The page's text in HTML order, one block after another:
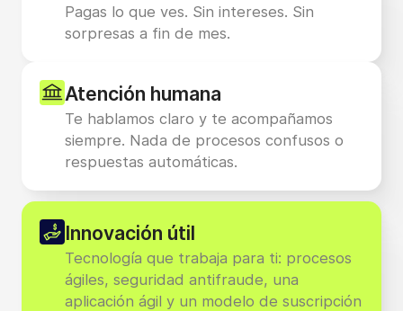
Pagas lo que ves. Sin intereses. Sin
sorpresas a fin de mes.
Atención humana
Te hablamos claro y te acompañamos
siempre. Nada de procesos confusos o
respuestas automáticas.
Innovación útil
Tecnología que trabaja para ti: procesos
ágiles, seguridad antifraude, una
aplicación ágil y un modelo de suscripción